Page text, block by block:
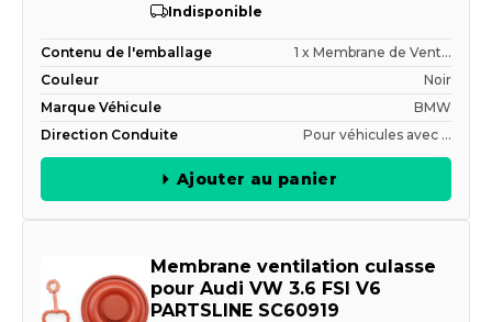
Indisponible
Contenu de l'emballage
1 x Membrane de Vent...
Couleur
Noir
Marque Véhicule
BMW
Direction Conduite
Pour véhicules avec ...
Ajouter au panier
Membrane ventilation culasse
pour Audi VW 3.6 FSI V6
PARTSLINE SC60919